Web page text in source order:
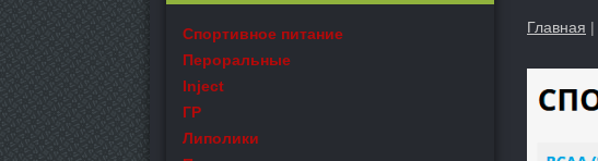
Главная |
Спортивное питание
Пероральные
Inject
ГР
Липолики